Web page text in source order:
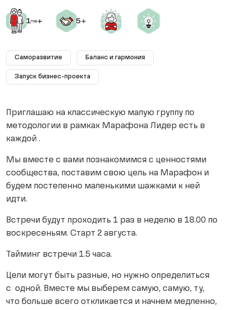
Саморазвитие Баланс и гармония
Запуск бизнес-проекта
Приглашаю на классическую малую группу по
методологии в рамках Марафона Лидер есть в
каждой .
Мы вместе с вами познакомимся с ценностями
сообщества, поставим свою цель на Марафон и
будем постепенно маленькими шажками к ней
идти.
Встречи будут проходить 1 раз в неделю в 18.00 по
воскресеньям. Старт 2 августа.
Тайминг встречи 1.5 часа.
Цели могут быть разные, но нужно определиться
с одной. Вместе мы выберем самую, самую, ту,
что больше всего откликается и начнем медленно,